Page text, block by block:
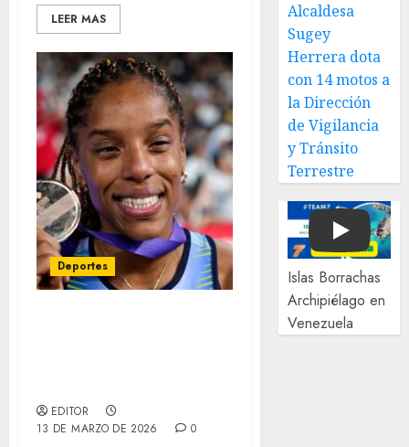
LEER MAS
Deportes
EDITOR
13 DE MARZO DE 2026
0
Alcaldesa
Sugey
Herrera dota
con 14 motos a
la Dirección
de Vigilancia
y Tránsito
Terrestre
Play
Islas Borrachas
Archipiélago en
Venezuela